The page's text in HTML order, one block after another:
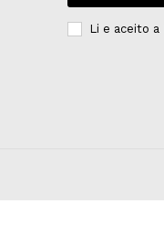
Li e aceito a